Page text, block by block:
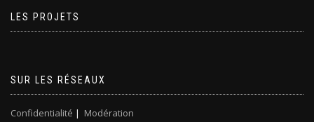
LES PROJETS
SUR LES RÉSEAUX
Confidentialité | Modération